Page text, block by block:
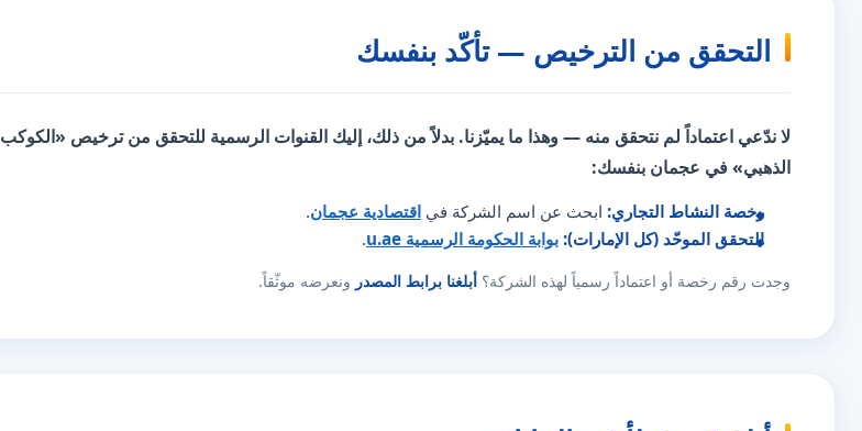
التحقق من الترخيص — تأكّد بنفسك
لا ندّعي اعتماداً لم نتحقق منه — وهذا ما يميّزنا. بدلاً من ذلك، إليك القنوات الرسمية للتحقق من ترخيص «الكوكب
الذهبي» في عجمان بنفسك:
رخصة النشاط التجاري: ابحث عن اسم الشركة في اقتصادية عجمان.
التحقق الموحّد (كل الإمارات): بوابة الحكومة الرسمية u.ae .
وجدت رقم رخصة أو اعتماداً رسمياً لهذه الشركة؟ أبلغنا برابط المصدر ونعرضه موثّقاً.